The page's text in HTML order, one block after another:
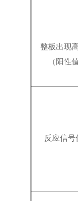
整板出现
（阳性
反应信号